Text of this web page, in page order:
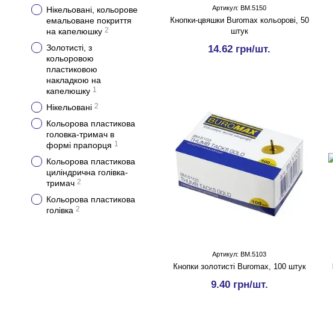
Артикул: BM.5150
Кнопки-цвяшки Buromax кольорові, 50
штук
14.62 грн/шт.
Артикул: BM.5103
Кнопки золотисті Buromax, 100 штук
9.40 грн/шт.
Нікельовані, кольорове
емальоване покриття
на капелюшку 2
Золотисті, з
кольоровою
пластиковою
накладкою на
капелюшку 1
Нікельовані 2
Кольорова пластикова
головка-тримач в
формі прапорця 1
Кольорова пластикова
циліндрична голівка-
тримач 2
Кольорова пластикова
голівка 2